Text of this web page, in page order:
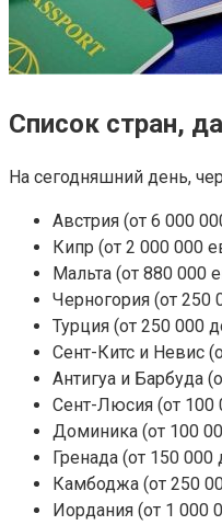
Список стран,
На сегодняшний день,
Австрия (от 6 000
Кипр (от 2 000 000
Мальта (от 880 000
Черногория (от 250
Турция (от 250 000
Сент-Китс и Невис
Антигуа и Барбуда
Сент-Люсия (от 100
Доминика (от 100
Гренада (от 150 000
Камбоджа (от 250
Иордания (от 1 000